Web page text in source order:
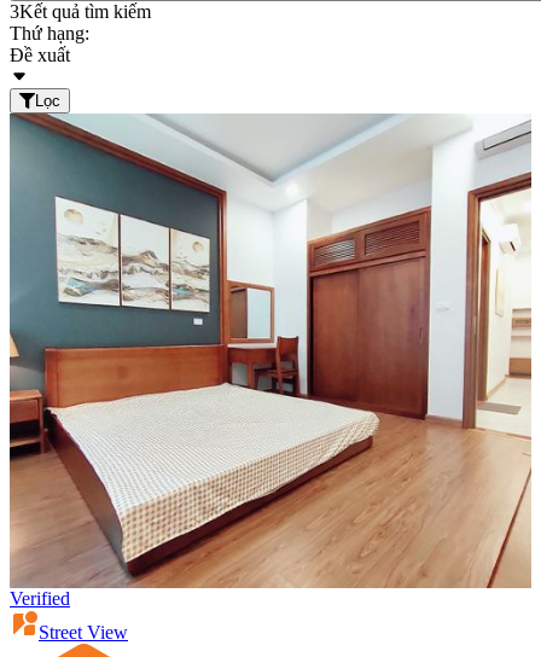
3Kết quả tìm kiếm
Thứ hạng:
Đề xuất
Lọc
Verified
Street View